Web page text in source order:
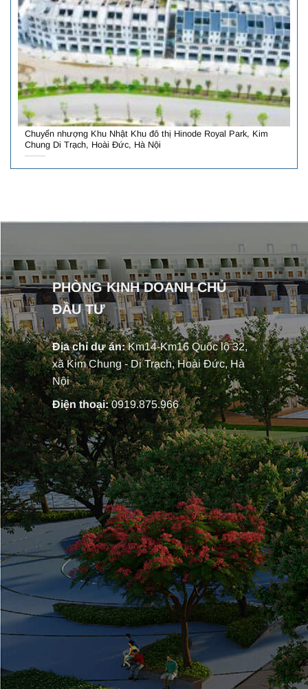
Chuyển nhượng Khu Nhật Khu đô thị Hinode Royal Park, Kim
Chung Di Trạch, Hoài Đức, Hà Nội
PHÒNG KINH DOANH CHỦ
ĐẦU TƯ
Địa chỉ dự án:Km14-Km16 Quốc lộ 32,
xã Kim Chung - Di Trạch, Hoài Đức, Hà
Nội
Điện thoại:0919.875.966